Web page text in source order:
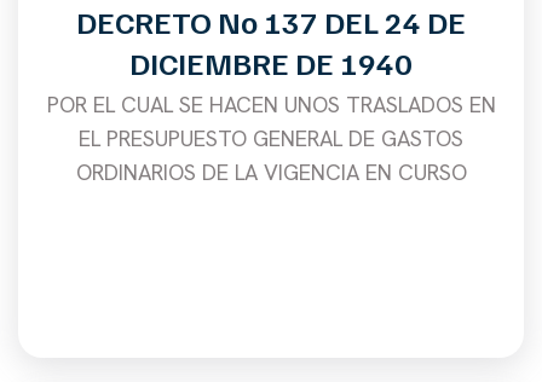
DECRETO No 137 DEL 24 DE
DICIEMBRE DE 1940
POR EL CUAL SE HACEN UNOS TRASLADOS EN
EL PRESUPUESTO GENERAL DE GASTOS
ORDINARIOS DE LA VIGENCIA EN CURSO